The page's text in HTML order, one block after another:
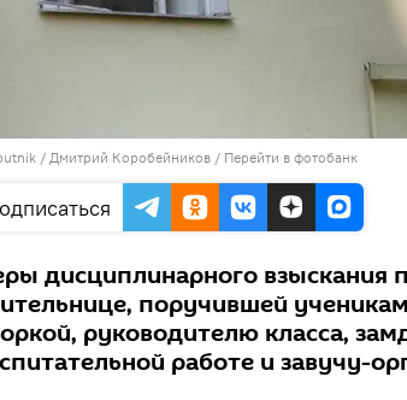
/ Дмитрий Коробейников / Перейти в фотобанк
дисциплинарного взыскания
поручившей
руководителю класса,
работе и завучу-